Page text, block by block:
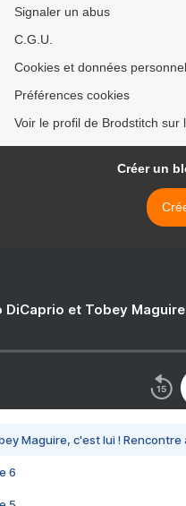
Signaler un abus
C.G.U.
Cookies et données
Préférences cookies
Voir le profil de Brodstitch sur
Créer un
DiCaprio et Tobey
Maguire, c'est lui !
6